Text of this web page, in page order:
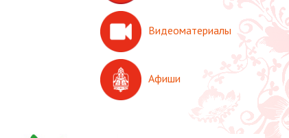
Видеоматериалы
Афиши